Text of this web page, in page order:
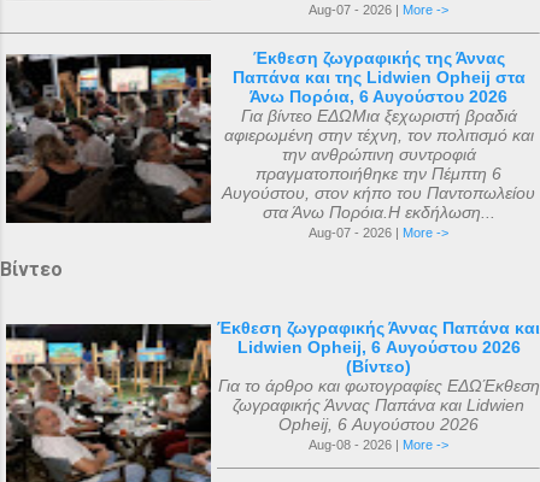
Aug-07 - 2026 | More ->
Έκθεση ζωγραφικής της Άννας
Παπάνα και της Lidwien Opheij στα
Άνω Πορόια, 6 Αυγούστου 2026
Για βίντεο ΕΔΩΜια ξεχωριστή βραδιά
αφιερωμένη στην τέχνη, τον πολιτισμό και
την ανθρώπινη συντροφιά
πραγματοποιήθηκε την Πέμπτη 6
Αυγούστου, στον κήπο του Παντοπωλείου
στα Άνω Πορόια.Η εκδήλωση...
Aug-07 - 2026 | More ->
Βίντεο
Έκθεση ζωγραφικής Άννας Παπάνα και
Lidwien Opheij, 6 Αυγούστου 2026
(Βίντεο)
Για το άρθρο και φωτογραφίες ΕΔΩΈκθεση
ζωγραφικής Άννας Παπάνα και Lidwien
Opheij, 6 Αυγούστου 2026
Aug-08 - 2026 | More ->